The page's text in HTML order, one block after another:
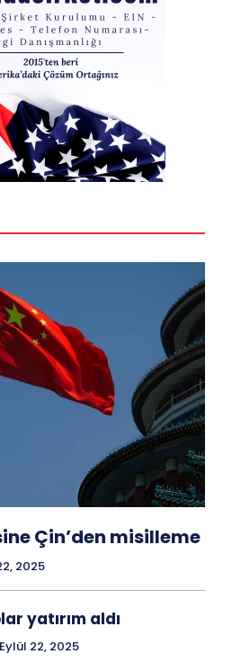
Çin’den misilleme
2025
yatırım aldı
Eylül 22, 2025